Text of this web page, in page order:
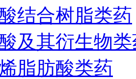
结合树脂类药
及其衍生物
脂肪酸类药